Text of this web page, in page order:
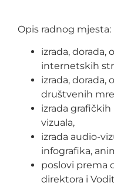
Opis radnog mjesta:
izrada, dorada,
internetskih
izrada, dorada,
društvenih
izrada
vizuala,
izrada audio-
infografika,
poslovi prema
direktora i